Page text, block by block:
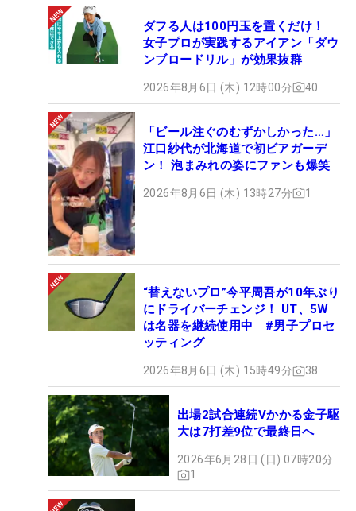
ダフる人は100円玉を置くだけ！
女子プロが実践するアイアン「ダウ
ンブロードリル」が効果抜群
2026年8月6日 (木) 12時00分 40
「ビール注ぐのむずかしかった…」
江口紗代が北海道で初ビアガーデ
ン！ 泡まみれの姿にファンも爆笑
2026年8月6日 (木) 13時27分 1
“替えないプロ”今平周吾が10年ぶり
にドライバーチェンジ！ UT、5W
は名器を継続使用中 #男子プロセ
ッティング
2026年8月6日 (木) 15時49分 38
出場2試合連続Vかかる金子駆
大は7打差9位で最終日へ
2026年6月28日 (日) 07時20分
1